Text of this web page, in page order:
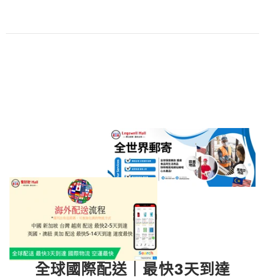
全球國際配送｜最快3天到達